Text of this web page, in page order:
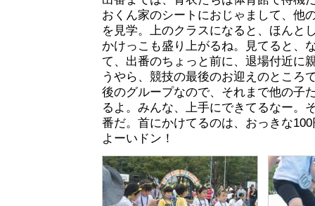
おくん家のシートにおじゃまして、他
を見学。上のクラスになると、ほんと
かけっこも盛り上がるね。見てると、
て、出番のちょっと前に、退場付近に
うやら、競技の最後のお迎えのところ
後のグループなので、それまで他の子
るよ。みんな、上手にできてるなー。
番だ。首にかけてるのは、おっきな
よーいドン！